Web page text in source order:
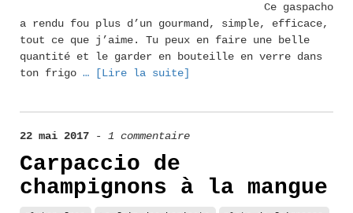
Ce gaspacho
a rendu fou plus d’un gourmand, simple, efficace,
tout ce que j’aime. Tu peux en faire une belle
quantité et le garder en bouteille en verre dans
ton frigo … [Lire la suite]
22 mai 2017 - 1 commentaire
Carpaccio de
champignons à la mangue